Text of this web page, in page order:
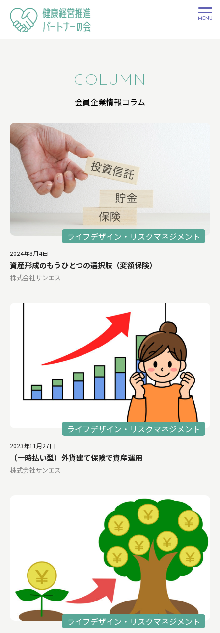
健康経営推進
COLUMN
会員企業情報コラム
ライフデザイン・リスクマネジメント
2024年3月4日
資産形成のもうひとつの選択肢（変額保険）
株式会社サンエス
ライフデザイン・リスクマネジメント
2023年11月27日
（一時払い型）外貨建て保険で資産運用
株式会社サンエス
ライフデザイン・リスクマネジメント